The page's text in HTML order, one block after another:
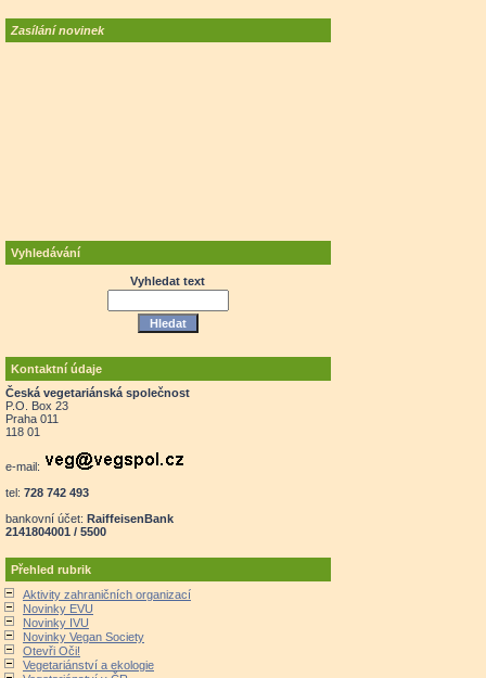
Zasílání novinek
Vyhledávání
Vyhledat text
Kontaktní údaje
Česká vegetariánská společnost
P.O. Box 23
Praha 011
118 01
e-mail:
tel: 728 742 493
bankovní účet: RaiffeisenBank
2141804001 / 5500
Přehled rubrik
Aktivity zahraničních organizací
Novinky EVU
Novinky IVU
Novinky Vegan Society
Otevři Oči!
Vegetariánství a ekologie